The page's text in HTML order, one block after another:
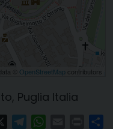
© OpenStreetMap contributors
Puglia Italia
TelegramWhatsAppPrint